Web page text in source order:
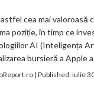
cea mai valoroasă
poziție, în timp ce
AI (Inteligența
bursieră a Apple a
| Published:iulie